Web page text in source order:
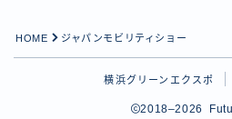
HOME ジャパンモビリティショー
横浜グリーンエクスポ
2018–2026